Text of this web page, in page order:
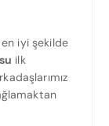
iyi şekilde
ilk